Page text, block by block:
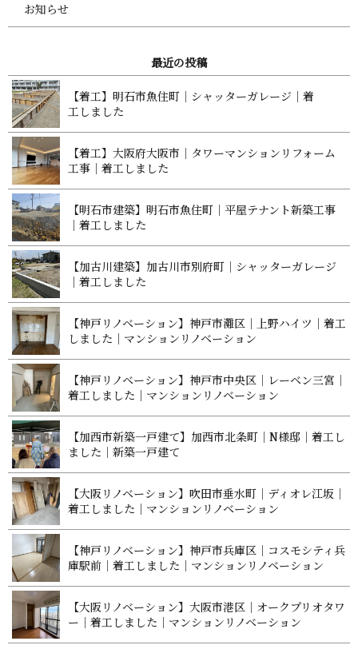
お知らせ
最 近 の 投 稿
【着工】明石市魚住町｜シャッターガレージ｜着
工 し ま し た
【着工】大阪府大阪市｜タワーマンションリフォーム
工事｜着工 し ま し た
【明石市建築】明石市魚住町｜平屋テナント新築工事
｜着工 し ま し た
【加古川建築】加古川市別府町｜シャッターガレージ
｜着工 し ま し た
【神戸リノベーション】神戸市灘区｜上野ハイツ｜着工
しました｜マンションリノベ ー シ ョ ン
【神戸リノベーション】神戸市中央区｜レーベン三宮｜
着工しました｜マンションリノベ ー シ ョ ン
【加西市新築一戸建て】加西市北条町｜N様邸｜着工し
ました｜新築 一 戸 建 て
【大阪リノベーション】吹田市垂水町｜ディオレ江坂｜
着工しました｜マンションリノベ ー シ ョ ン
【神戸リノベーション】神戸市兵庫区｜コスモシティ兵
庫駅前｜着工しました｜マンションリノベ ー シ ョ ン
【大阪リノベーション】大阪市港区｜オークプリオタワ
ー｜着工しました｜マンションリノベ ー シ ョ ン